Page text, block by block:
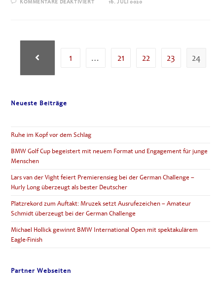
KOMMENTARE DEAKTIVIERT 16. JULI 0020
Zur vorherigen Seite
1 … 21 22 23 24
Neueste Beiträge
Ruhe im Kopf vor dem Schlag
BMW Golf Cup begeistert mit neuem Format und Engagement für junge
Menschen
Lars van der Vight feiert Premierensieg bei der German Challenge –
Hurly Long überzeugt als bester Deutscher
Platzrekord zum Auftakt: Mruzek setzt Ausrufezeichen – Amateur
Schmidt überzeugt bei der German Challenge
Michael Hollick gewinnt BMW International Open mit spektakulärem
Eagle-Finish
Partner Webseiten